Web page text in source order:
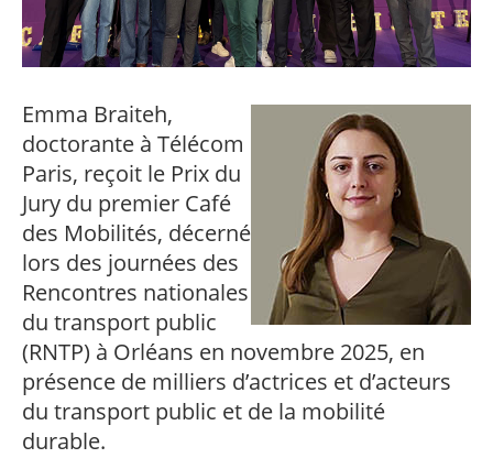
S’engager à Télécom
Paris
Numérique
Parcours Numérique
Responsable
Corps des Mines
Parcours Talents : un
Double Diplôme
Corps techniques de
l’État
Artificielle en
alternance
(admissions closes)
cybersécurité des
réseaux et des
systèmes
d’information
Intelligence
Artificielle – Expert
Data & MLops
Intelligence
Artificielle
multimodale et
autonome
Je suis élève en
situation de
handicap, comment
faire ?
Vous êtes admis,
préparez votre
arrivée
Financement
Entreprises &
solutions Mastère
Spécialisé
Brochures &
contacts
Événements des
formations de
Mastère Spécialisé
professionnel
• Journaliste
• Créateur d’entreprise
Emma Braiteh,
doctorante à Télécom
Paris, reçoit le Prix du
Jury du premier Café
des Mobilités, décerné
lors des journées des
Rencontres nationales
du transport public
(RNTP) à Orléans en novembre 2025, en
présence de milliers d’actrices et d’acteurs
du transport public et de la mobilité
durable.